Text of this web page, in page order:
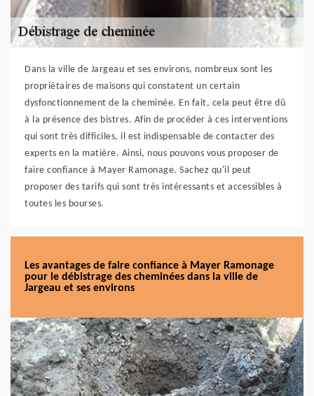
Dans la ville de Jargeau et ses environs, nombreux sont les
propriétaires de maisons qui constatent un certain
dysfonctionnement de la cheminée. En fait, cela peut être dû
à la présence des bistres. Afin de procéder à ces interventions
qui sont très difficiles, il est indispensable de contacter des
experts en la matière. Ainsi, nous pouvons vous proposer de
faire confiance à Mayer Ramonage. Sachez qu'il peut
proposer des tarifs qui sont très intéressants et accessibles à
toutes les bourses.
Les avantages de faire confiance à Mayer Ramonage
pour le débistrage des cheminées dans la ville de
Jargeau et ses environs